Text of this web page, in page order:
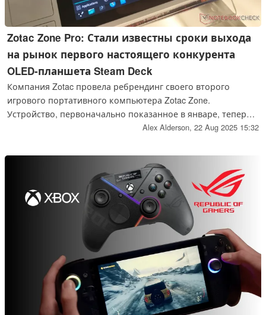
Zotac Zone Pro: Стали известны сроки выхода
на рынок первого настоящего конкурента
OLED-планшета Steam Deck
Компания Zotac провела ребрендинг своего второго
игрового портативного компьютера Zotac Zone.
Устройство, первоначально показанное в январе, теперь
известно как Zotac Zone Pro и должно появиться в октябре
двумя трекпадами, но со сравнительно небольшой
Alex Alderson, 22 Aug 2025 15:32